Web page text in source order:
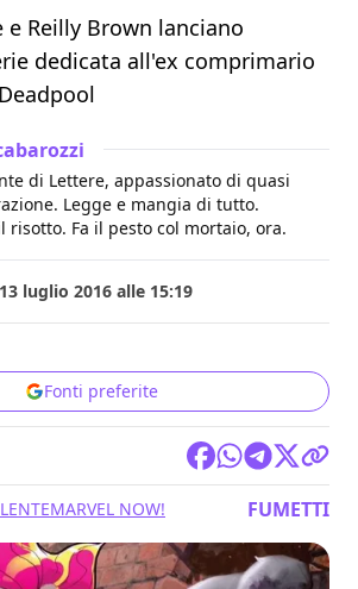
e Reilly Brown lanciano
dedicata all'ex comprimario
di Lettere, appassionato di quasi
Legge e mangia di tutto.
risotto. Fa il pesto col mortaio, ora.
13 luglio 2016 alle 15:19
Fonti preferite
MARVEL NOW! FUMETTI